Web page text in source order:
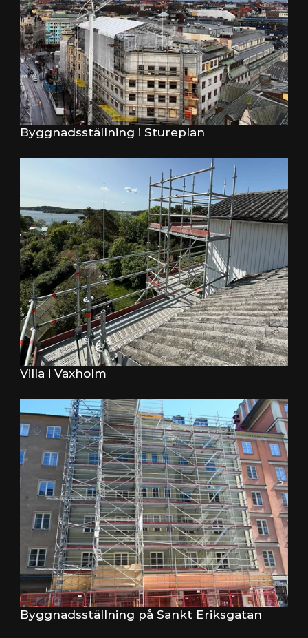
Byggnadsställning i Stureplan
Villa i Vaxholm
Byggnadsställning på Sankt Eriksgatan